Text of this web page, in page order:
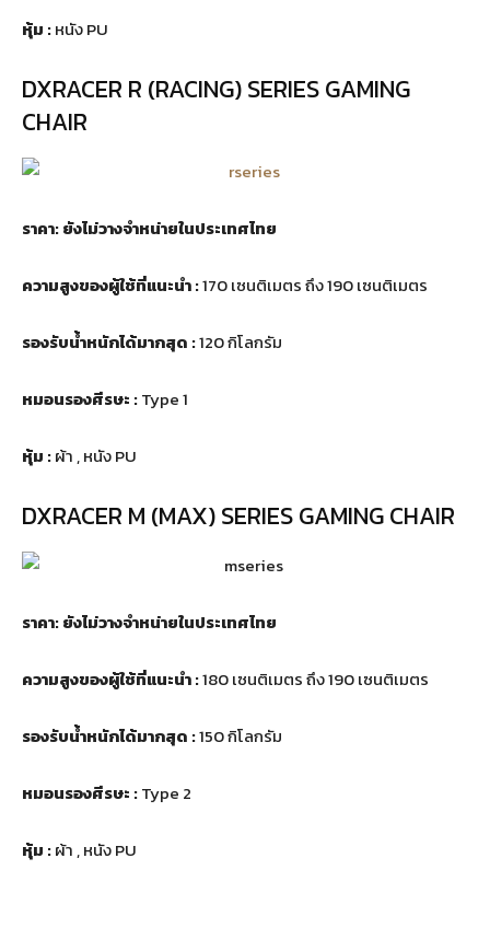
หุ้ม :หนัง PU
DXRACER R (RACING) SERIES GAMING
CHAIR
ราคา: ยังไม่วางจำหน่ายในประเทศไทย
ความสูงของผู้ใช้ที่แนะนำ :170 เซนติเมตร ถึง 190 เซนติเมตร
รองรับน้ำหนักได้มากสุด :120 กิโลกรัม
หมอนรองศีรษะ :Type 1
หุ้ม :ผ้า , หนัง PU
DXRACER M (MAX) SERIES GAMING CHAIR
ราคา: ยังไม่วางจำหน่ายในประเทศไทย
ความสูงของผู้ใช้ที่แนะนำ :180 เซนติเมตร ถึง 190 เซนติเมตร
รองรับน้ำหนักได้มากสุด :150 กิโลกรัม
หมอนรองศีรษะ :Type 2
หุ้ม :ผ้า , หนัง PU